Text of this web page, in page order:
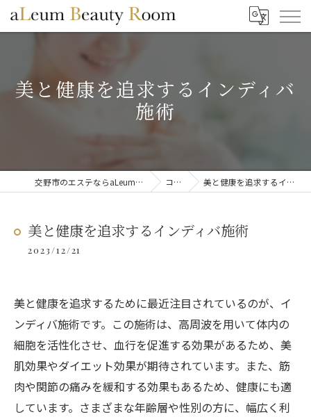
美と健康を追求するインディバ
施術
交野市のエステならaLeum Beauty Room コラム 美と健康を追求するインディバ施術
美と健康を追求するインディバ施術
2023/12/21
美と健康を追求するために最近注目されているのが、イ
ンディバ施術です。この施術は、高周波を用いて体内の
細胞を活性化させ、血行を促進する効果があるため、美
肌効果やダイエット効果が期待されています。また、筋
肉や関節の痛みを緩和する効果もあるため、健康にも適
しています。さまざまな年齢層や性別の方に、幅広く利